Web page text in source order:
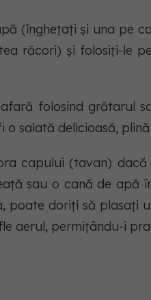
(înghețați și una pe
răcori) și folosiți-le
folosind grătarul
o salată delicioasă,
capului (tavan)
sau o cană de apă
poate doriți să plasați
aerul, permițându-i